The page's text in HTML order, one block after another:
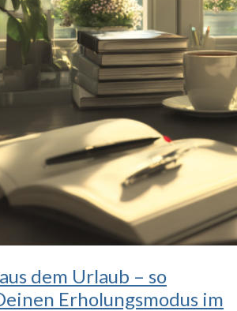
dem Urlaub – so
Erholungsmodus im